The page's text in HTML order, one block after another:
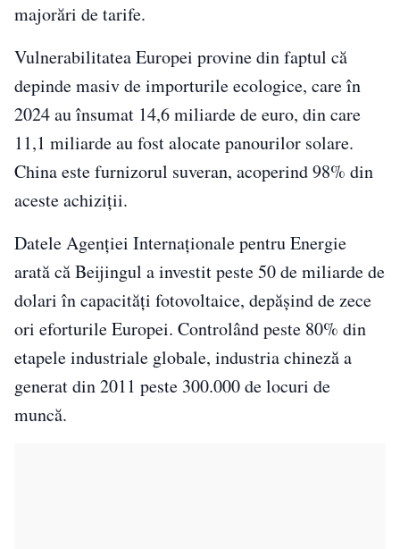
majorări de tarife.
Vulnerabilitatea Europei provine din faptul că
depinde masiv de importurile ecologice, care în
2024 au însumat 14,6 miliarde de euro, din care
11,1 miliarde au fost alocate panourilor solare.
China este furnizorul suveran, acoperind 98% din
aceste achiziții.
Datele Agenției Internaționale pentru Energie
arată că Beijingul a investit peste 50 de miliarde de
dolari în capacități fotovoltaice, depășind de zece
ori eforturile Europei. Controlând peste 80% din
etapele industriale globale, industria chineză a
generat din 2011 peste 300.000 de locuri de
muncă.